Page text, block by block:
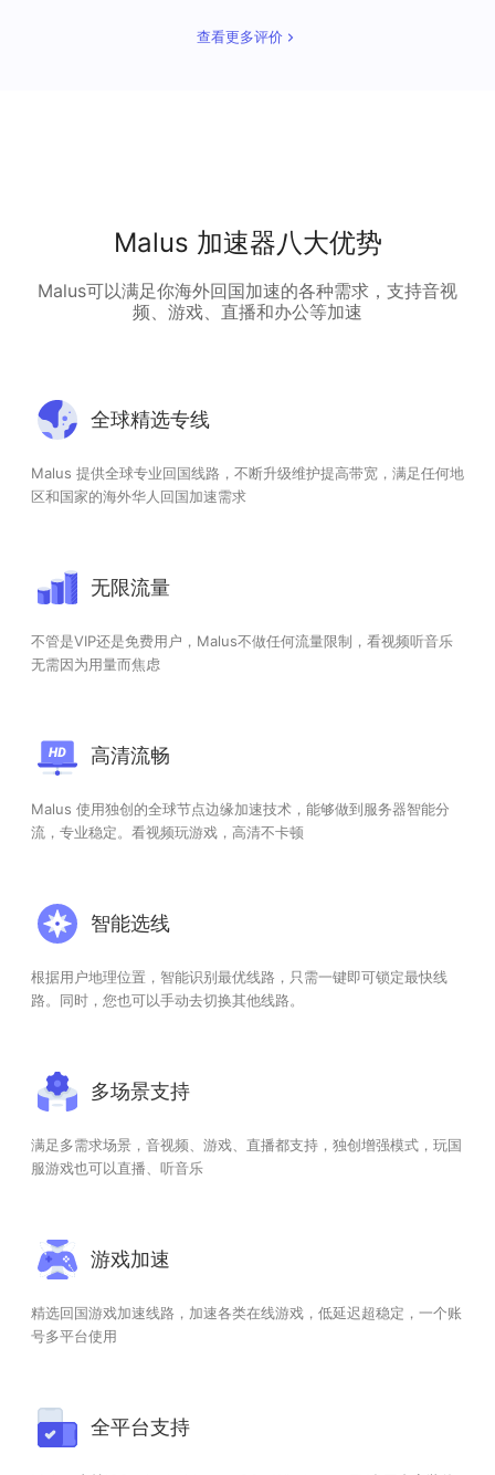
查看更多评价
Malus 加速器八大优势
Malus可以满足你海外回国加速的各种需求，支持音视
频、游戏、直播和办公等加速
全球精选专线
Malus 提供全球专业回国线路，不断升级维护提高带宽，满足任何地
区和国家的海外华人回国加速需求
无限流量
不管是VIP还是免费用户，Malus不做任何流量限制，看视频听音乐
无需因为用量而焦虑
高清流畅
Malus 使用独创的全球节点边缘加速技术，能够做到服务器智能分
流，专业稳定。看视频玩游戏，高清不卡顿
智能选线
根据用户地理位置，智能识别最优线路，只需一键即可锁定最快线
路。同时，您也可以手动去切换其他线路。
多场景支持
满足多需求场景，音视频、游戏、直播都支持，独创增强模式，玩国
服游戏也可以直播、听音乐
游戏加速
精选回国游戏加速线路，加速各类在线游戏，低延迟超稳定，一个账
号多平台使用
全平台支持